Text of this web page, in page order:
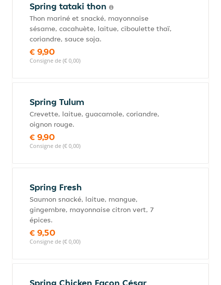
Spring tataki thon
Thon mariné et snacké, mayonnaise
sésame, cacahuète, laitue, ciboulette thaï,
coriandre, sauce soja.
€ 9,90
Consigne de (€ 0,00)
Spring Tulum
Crevette, laitue, guacamole, coriandre,
oignon rouge.
€ 9,90
Consigne de (€ 0,00)
Spring Fresh
Saumon snacké, laitue, mangue,
gingembre, mayonnaise citron vert, 7
épices.
€ 9,50
Consigne de (€ 0,00)